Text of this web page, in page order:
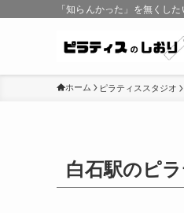
「知らんかった」を無くし
ホーム ピラティススタジオ
白石駅のピ